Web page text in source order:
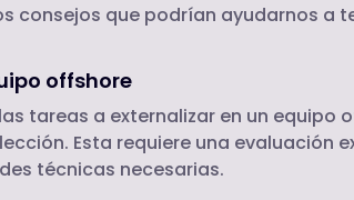
consejos que podrían ayudarnos a
offshore
tareas a externalizar en un equipo
Esta requiere una evaluación
técnicas necesarias.